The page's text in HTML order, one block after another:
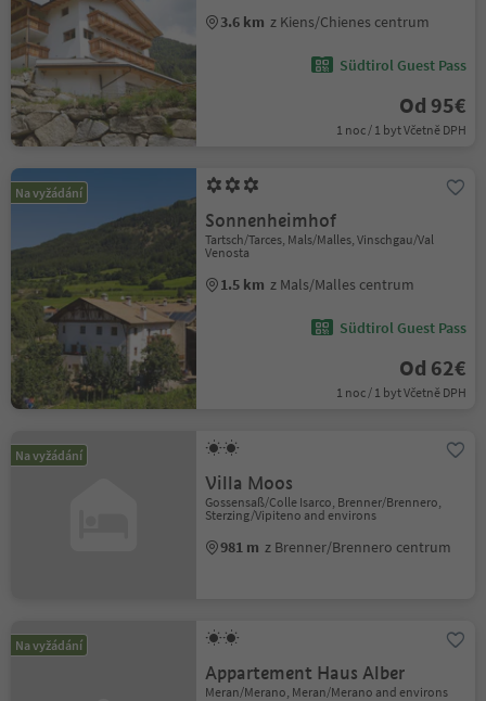
3.6 km z Kiens/Chienes centrum
Südtirol Guest Pass
Od 95€
1 noc / 1 byt Včetně DPH
Na vyžádání
Sonnenheimhof
Tartsch/Tarces, Mals/Malles, Vinschgau/Val
Venosta
1.5 km z Mals/Malles centrum
Südtirol Guest Pass
Od 62€
1 noc / 1 byt Včetně DPH
Na vyžádání
Villa Moos
Gossensaß/Colle Isarco, Brenner/Brennero,
Sterzing/Vipiteno and environs
981 m z Brenner/Brennero centrum
Na vyžádání
Appartement Haus Alber
Meran/Merano, Meran/Merano and environs